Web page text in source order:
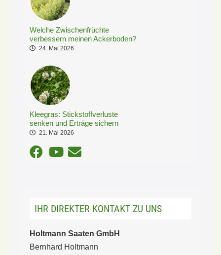
Welche Zwischenfrüchte
verbessern meinen Ackerboden?
24. Mai 2026
Kleegras: Stickstoffverluste
senken und Erträge sichern
21. Mai 2026
IHR DIREKTER KONTAKT ZU UNS
Holtmann Saaten GmbH
Bernhard Holtmann